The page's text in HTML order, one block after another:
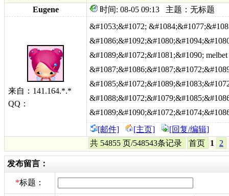
Eugene
时间: 08-05 09:13 主题：无标题
来自：141.164.*.*
QQ：
&#1053;&#1072;
&#1089;&#1072;&#1081;&#1090;
[邮件]
[主页]
[回复/编辑]
共 54855 页/548543条记录
首页 1 2
发布留言：
*标题：